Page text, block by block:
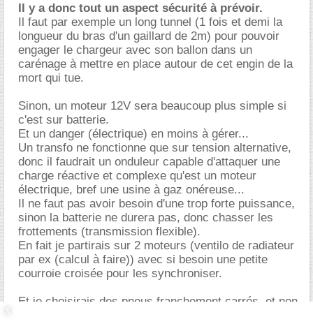
Il y a donc tout un aspect sécurité à prévoir.
Il faut par exemple un long tunnel (1 fois et demi la
longueur du bras d'un gaillard de 2m) pour pouvoir
engager le chargeur avec son ballon dans un
carénage à mettre en place autour de cet engin de la
mort qui tue.
Sinon, un moteur 12V sera beaucoup plus simple si
c'est sur batterie.
Et un danger (électrique) en moins à gérer...
Un transfo ne fonctionne que sur tension alternative,
donc il faudrait un onduleur capable d'attaquer une
charge réactive et complexe qu'est un moteur
électrique, bref une usine à gaz onéreuse...
Il ne faut pas avoir besoin d'une trop forte puissance,
sinon la batterie ne durera pas, donc chasser les
frottements (transmission flexible).
En fait je partirais sur 2 moteurs (ventilo de radiateur
par ex (calcul à faire)) avec si besoin une petite
courroie croisée pour les synchroniser.
Et je choisirais des pneus franchement carrés, et non